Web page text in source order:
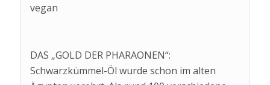
vegan
DAS „GOLD DER PHARAONEN“:
Schwarzkümmel-Öl wurde schon im alten